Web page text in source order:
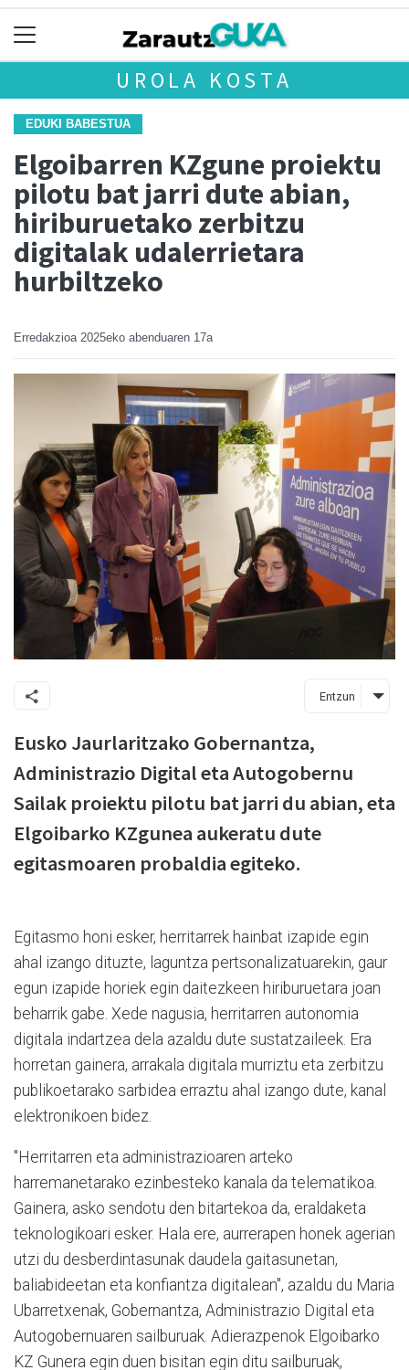
UROLA KOSTA
EDUKI BABESTUA
Elgoibarren KZgune proiektu
pilotu bat jarri dute abian,
hiriburuetako zerbitzu
digitalak udalerrietara
hurbiltzeko
Erredakzioa 2025eko abenduaren 17a
Entzun
Eusko Jaurlaritzako Gobernantza,
Administrazio Digital eta Autogobernu
Sailak proiektu pilotu bat jarri du abian, eta
Elgoibarko KZgunea aukeratu dute
egitasmoaren probaldia egiteko.
Egitasmo honi esker, herritarrek hainbat izapide egin
ahal izango dituzte, laguntza pertsonalizatuarekin, gaur
egun izapide horiek egin daitezkeen hiriburuetara joan
beharrik gabe. Xede nagusia, herritarren autonomia
digitala indartzea dela azaldu dute sustatzaileek. Era
horretan gainera, arrakala digitala murriztu eta zerbitzu
publikoetarako sarbidea erraztu ahal izango dute, kanal
elektronikoen bidez.
"Herritarren eta administrazioaren arteko
harremanetarako ezinbesteko kanala da telematikoa.
Gainera, asko sendotu den bitartekoa da, eraldaketa
teknologikoari esker. Hala ere, aurrerapen honek agerian
utzi du desberdintasunak daudela gaitasunetan,
baliabideetan eta konfiantza digitalean", azaldu du Maria
Ubarretxenak, Gobernantza, Administrazio Digital eta
Autogobernuaren sailburuak. Adierazpenok Elgoibarko
KZ Gunera egin duen bisitan egin ditu sailburuak,